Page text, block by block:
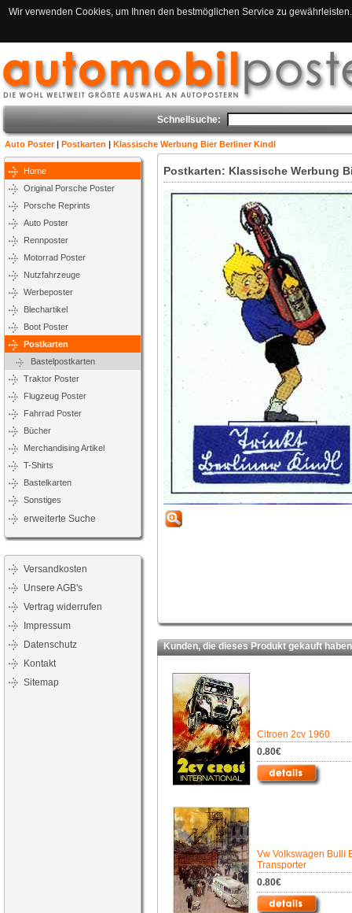
Wir verwenden Cookies, um Ihnen den bestmöglichen Service zu
Schnellsuche:
Auto Poster| Postkarten | Klassische Werbung Bier Berliner Kindl
Home
Original Porsche Poster
Porsche Reprints
Auto Poster
Rennposter
Motorrad Poster
Nutzfahrzeuge
Werbeposter
Blechartikel
Boot Poster
Postkarten
Bastelpostkarten
Traktor Poster
Flugzeug Poster
Fahrrad Poster
Bücher
Merchandising Artikel
T-Shirts
Bastelkarten
Sonstiges
erweiterte Suche
Versandkosten
Unsere AGB's
Vertrag widerrufen
Impressum
Datenschutz
Kontakt
Sitemap
Postkarten: Klassische Werbung
Kunden, die dieses Produkt gekauft
Citroen 2cv 1960
0.80€
Vw Volkswagen Bulli
Transporter
0.80€